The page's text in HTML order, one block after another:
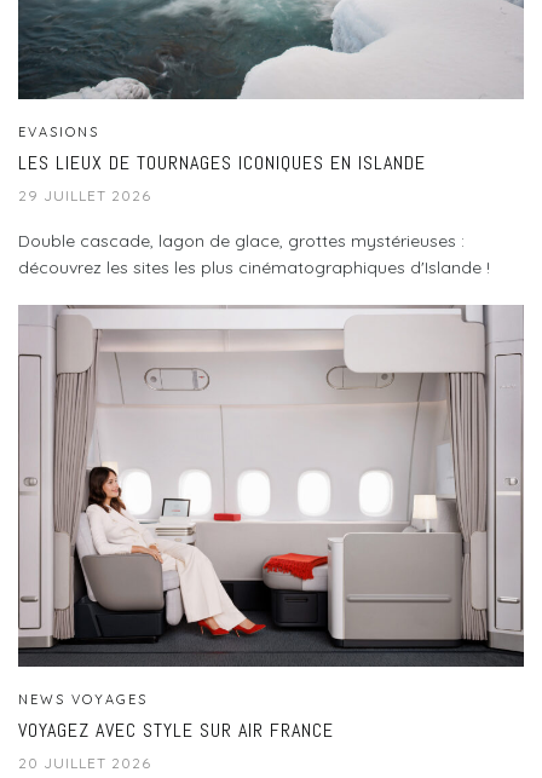
EVASIONS
LES LIEUX DE TOURNAGES ICONIQUES EN ISLANDE
29 JUILLET 2026
Double cascade, lagon de glace, grottes mystérieuses :
découvrez les sites les plus cinématographiques d'Islande !
NEWS VOYAGES
VOYAGEZ AVEC STYLE SUR AIR FRANCE
20 JUILLET 2026